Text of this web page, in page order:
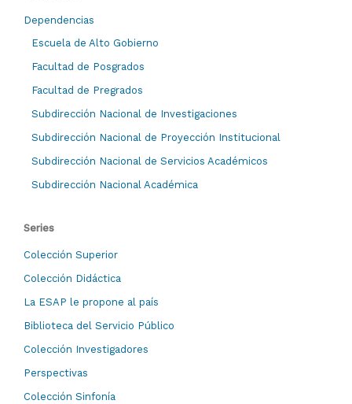
Dependencias
Escuela de Alto Gobierno
Facultad de Posgrados
Facultad de Pregrados
Subdirección Nacional de Investigaciones
Subdirección Nacional de Proyección Institucional
Subdirección Nacional de Servicios Académicos
Subdirección Nacional Académica
Series
Colección Superior
Colección Didáctica
La ESAP le propone al país
Biblioteca del Servicio Público
Colección Investigadores
Perspectivas
Colección Sinfonía